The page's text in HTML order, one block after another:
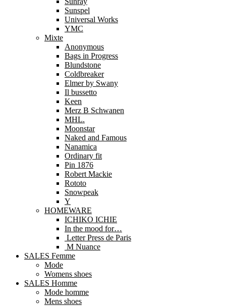
Sunspel
Universal Works
YMC
Mixte
Anonymous
Bags in Progress
Blundstone
Coldbreaker
Elmer by Swany
Il bussetto
Keen
Merz B Schwanen
MHL.
Moonstar
Naked and Famous
Nanamica
Ordinary fit
Pin 1876
Robert Mackie
Rototo
Snowpeak
Y
HOMEWARE
ICHIKO ICHIE
In the mood for…
Letter Press de Paris
M Nuance
SALES Femme
Mode
Womens shoes
SALES Homme
Mode homme
Mens shoes